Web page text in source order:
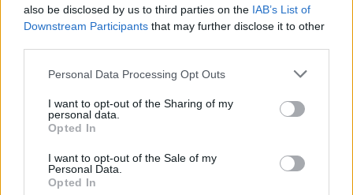
also be disclosed by us to third parties on the IAB’s List of
Downstream Participants that may further disclose it to other
Please note that this website/app uses one or more Google
not limited to your visit or usage behaviour. You may click to
grant or deny consent to Google and its third-party tags to
use your data for below specified purposes in below Google
consent section.
Personal Data Processing Opt Outs
I want to opt-out of the Sharing of my
personal data.
Opted In
I want to opt-out of the Sale of my
Personal Data.
Opted In
Ricevi le nostre ultime news
da
Condividi l'articolo